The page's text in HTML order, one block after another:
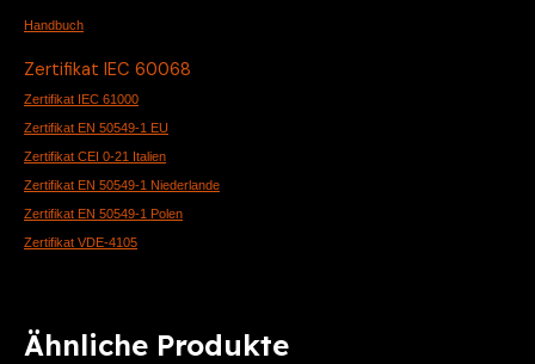
Handbuch
Zertifikat IEC 60068
Zertifikat IEC 61000
Zertifikat EN 50549-1 EU
Zertifikat CEI 0-21 Italien
Zertifikat EN 50549-1 Niederlande
Zertifikat EN 50549-1 Polen
Zertifikat VDE-4105
Ähnliche Produkte